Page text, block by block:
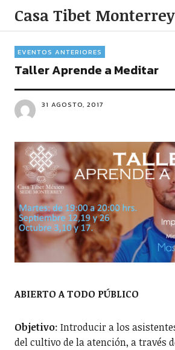
Casa Tibet Monterrey
EVENTOS ANTERIORES
Taller Aprende a Meditar
31 AGOSTO, 2017
ABIERTO A TODO PÚBLICO
Objetivo: Introducir a los
del cultivo de la atención, a través